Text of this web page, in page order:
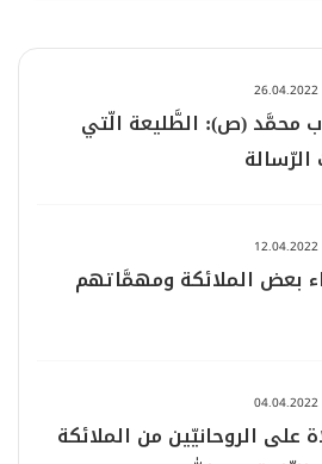
26.04.2022
محمَّد (ص): الطَّليعة الّتي
12.04.2022
بعض الملائكة ومهمَّاتهم
04.04.2022
على الروحانيّين من الملائكة